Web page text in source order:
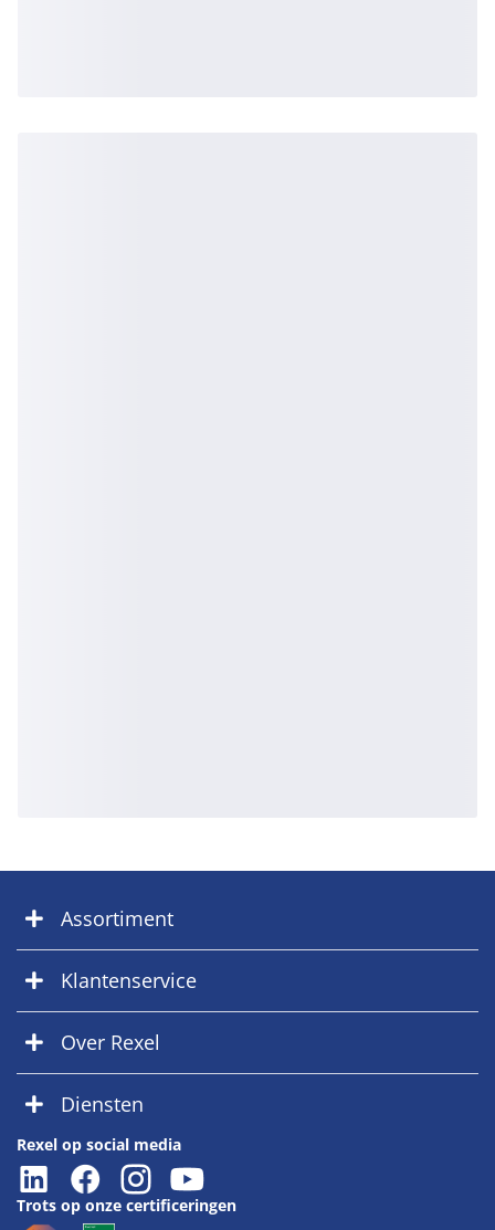
Assortiment
Klantenservice
Over Rexel
Diensten
Rexel op social media
Trots op onze certificeringen